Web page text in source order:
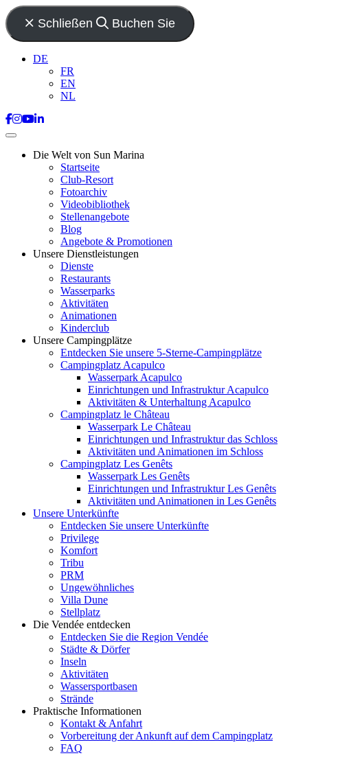
Schließen Buchen Sie
DE
FR
EN
NL
Die Welt von Sun Marina
Startseite
Club-Resort
Fotoarchiv
Videobibliothek
Stellenangebote
Blog
Angebote & Promotionen
Unsere Dienstleistungen
Dienste
Restaurants
Wasserparks
Aktivitäten
Animationen
Kinderclub
Unsere Campingplätze
Entdecken Sie unsere 5-Sterne-Campingplätze
Campingplatz Acapulco
Wasserpark Acapulco
Einrichtungen und Infrastruktur Acapulco
Aktivitäten & Unterhaltung Acapulco
Campingplatz le Château
Wasserpark Le Château
Einrichtungen und Infrastruktur das Schloss
Aktivitäten und Animationen im Schloss
Campingplatz Les Genêts
Wasserpark Les Genêts
Einrichtungen und Infrastruktur Les Genêts
Aktivitäten und Animationen in Les Genêts
Unsere Unterkünfte
Entdecken Sie unsere Unterkünfte
Privilege
Komfort
Tribu
PRM
Ungewöhnliches
Villa Dune
Stellplatz
Die Vendée entdecken
Entdecken Sie die Region Vendée
Städte & Dörfer
Inseln
Aktivitäten
Wassersportbasen
Strände
Praktische Informationen
Kontakt & Anfahrt
Vorbereitung der Ankunft auf dem Campingplatz
FAQ